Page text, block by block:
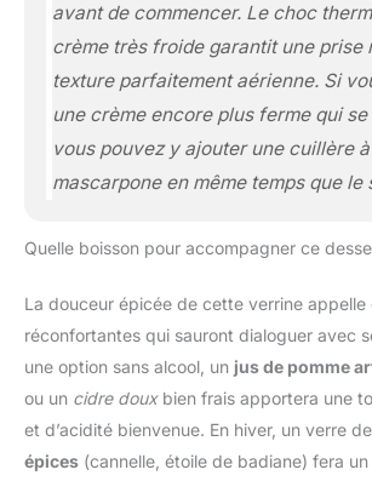
avant de commencer. Le choc
crème très froide garantit une prise
texture parfaitement aérienne. Si
une crème encore plus ferme qui
vous pouvez y ajouter une cuillère
mascarpone en même temps que le
Quelle boisson pour accompagner ce
La douceur épicée de cette verrine appelle
réconfortantes qui sauront dialoguer avec
une option sans alcool, un jus de pomme
ou un cidre douxbien frais apportera une
et d’acidité bienvenue. En hiver, un verre de
épices (cannelle, étoile de badiane) fera